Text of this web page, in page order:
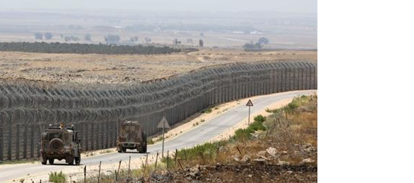
L’année La Plus Meurtrière Selon Le Rapport D’ADL Contre
ISRAÉL